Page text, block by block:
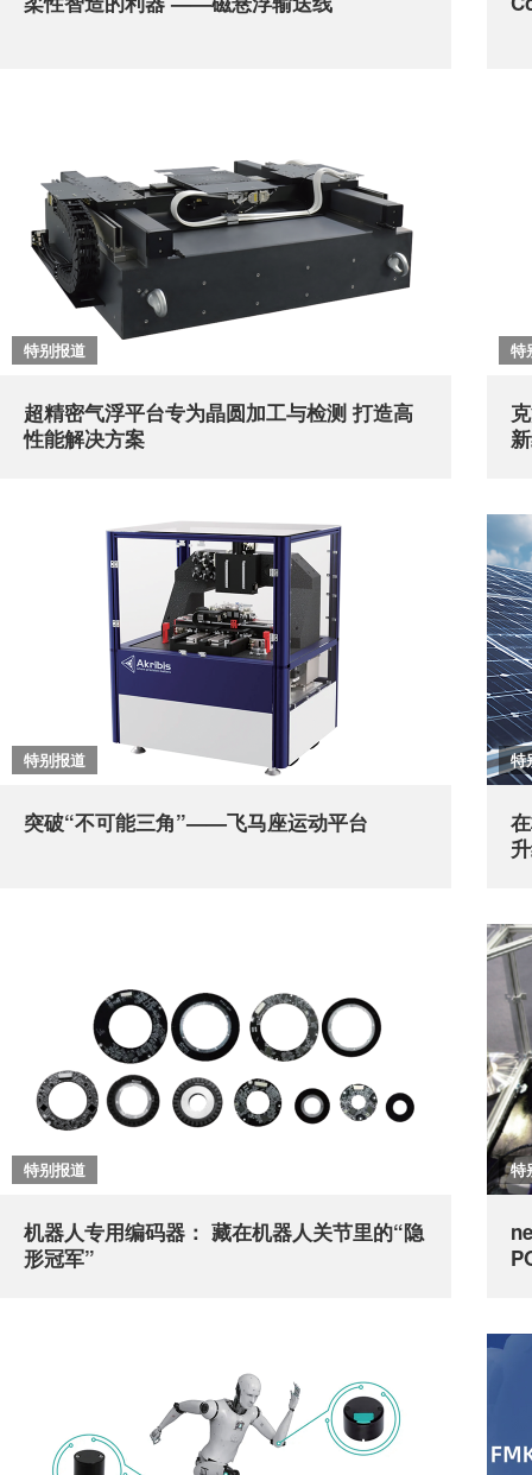
特别报道
超精密气浮平台专为晶圆加工与检测 打造高
性能解决方案
特
特别报道
突破“不可能三角”——飞马座运动平台
特
特别报道
机器人专用编码器： 藏在机器人关节里的“隐
形冠军”
特